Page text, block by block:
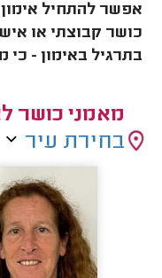
אפשר להתחיל
כושר קבוצתי או
בתרגיל באימון - כי
מאמני כושר
בחירת עיר